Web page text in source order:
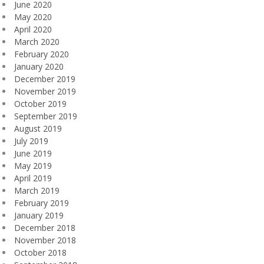
June 2020
May 2020
April 2020
March 2020
February 2020
January 2020
December 2019
November 2019
October 2019
September 2019
August 2019
July 2019
June 2019
May 2019
April 2019
March 2019
February 2019
January 2019
December 2018
November 2018
October 2018